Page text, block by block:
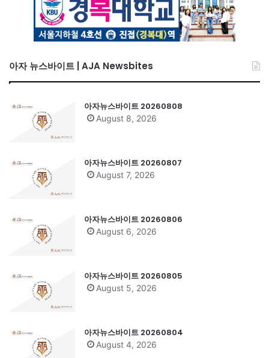
아자 뉴스바이트 | AJA Newsbites
아자뉴스바이트 20260808
August 8, 2026
아자뉴스바이트 20260807
August 7, 2026
아자뉴스바이트 20260806
August 6, 2026
아자뉴스바이트 20260805
August 5, 2026
아자뉴스바이트 20260804
August 4, 2026